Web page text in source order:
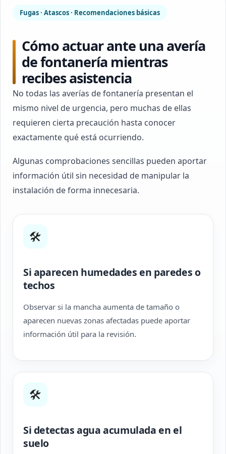
Fugas · Atascos · Recomendaciones básicas
Cómo actuar ante una avería
de fontanería mientras
recibes asistencia
No todas las averías de fontanería presentan el
mismo nivel de urgencia, pero muchas de ellas
requieren cierta precaución hasta conocer
exactamente qué está ocurriendo.
Algunas comprobaciones sencillas pueden aportar
información útil sin necesidad de manipular la
instalación de forma innecesaria.
🛠
Si aparecen humedades en paredes o
techos
Observar si la mancha aumenta de tamaño o
aparecen nuevas zonas afectadas puede aportar
información útil para la revisión.
🛠
Si detectas agua acumulada en el
suelo